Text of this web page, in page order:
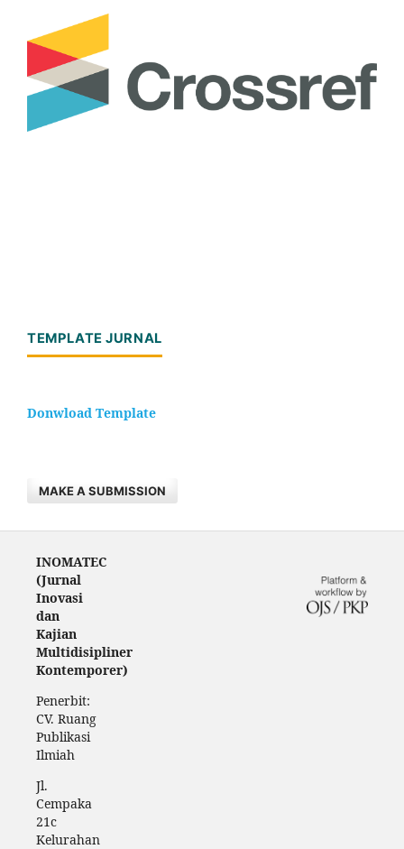
TEMPLATE JURNAL
Donwload Template
MAKE A SUBMISSION
INOMATEC
(Jurnal
Inovasi
dan
Kajian
Multidisipliner
Kontemporer)
Penerbit:
CV. Ruang
Publikasi
Ilmiah
Jl.
Cempaka
21c
Kelurahan